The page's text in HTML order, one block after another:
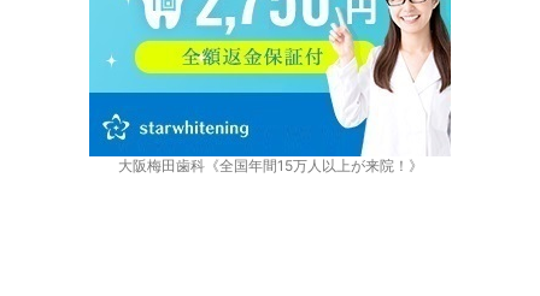
大阪梅田歯科《全国年間15万人以上が来院！》